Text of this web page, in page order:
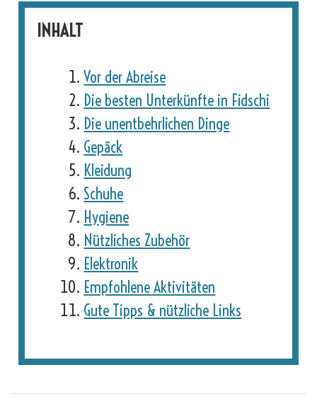
INHALT
Vor der Abreise
Die besten Unterkünfte in Fidschi
Die unentbehrlichen Dinge
Gepäck
Kleidung
Schuhe
Hygiene
Nützliches Zubehör
Elektronik
Empfohlene Aktivitäten
Gute Tipps & nützliche Links